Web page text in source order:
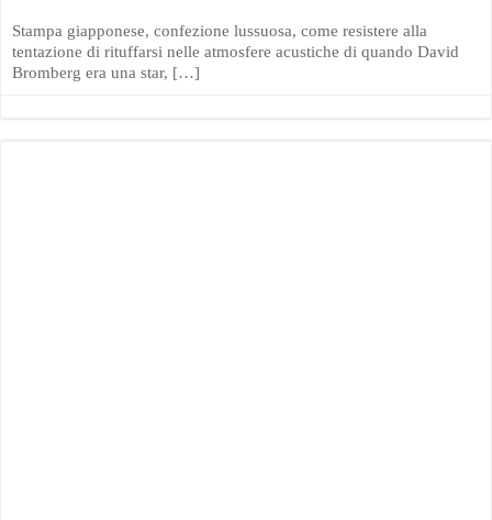
Stampa giapponese, confezione lussuosa, come resistere alla
tentazione di rituffarsi nelle atmosfere acustiche di quando David
Bromberg era una star, […]